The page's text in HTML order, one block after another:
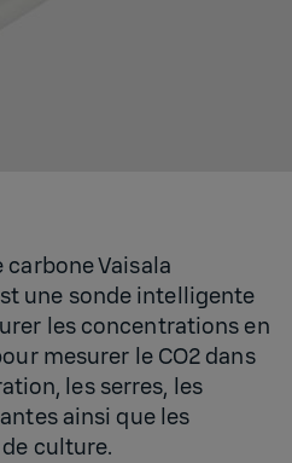
carbone Vaisala
une sonde intelligente
les concentrations en
mesurer le CO2 dans
les serres, les
ainsi que les
culture.